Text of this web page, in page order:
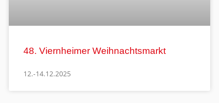
48. Viernheimer Weihnachtsmarkt
12.-14.12.2025